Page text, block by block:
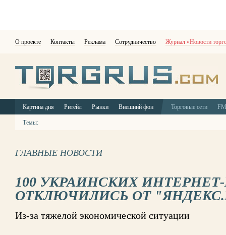
О проекте Контакты Реклама Сотрудничество Журнал «Новости
Картина дня Ритейл Рынки Внешний фон Торговые сети
Темы:
ГЛАВНЫЕ НОВОСТИ
100 УКРАИНСКИХ
ОТКЛЮЧИЛИСЬ ОТ
Из-за тяжелой экономической ситуации